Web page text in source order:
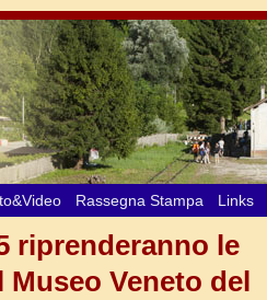
Rassegna Stampa Links
riprenderanno le
Museo Veneto del